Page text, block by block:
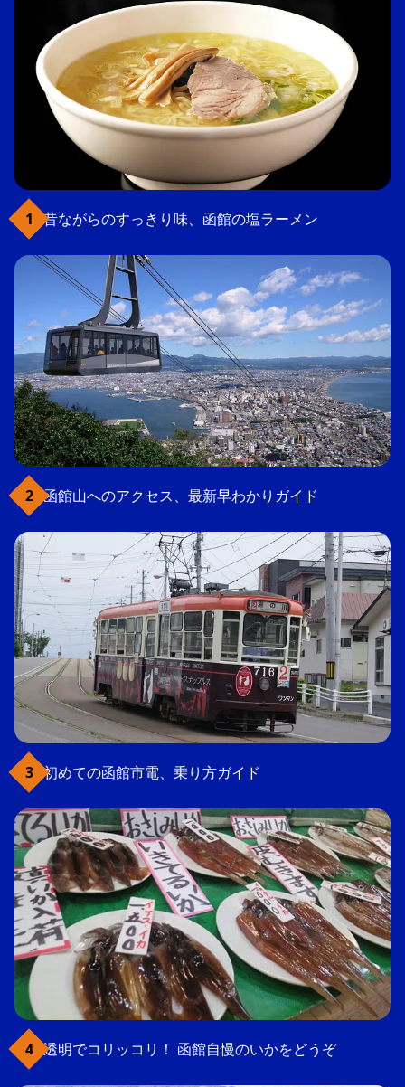
昔ながらのすっきり味、函館の塩ラーメン
函館山へのアクセス、最新早わかりガイド
初めての函館市電、乗り方ガイド
透明でコリッコリ！ 函館自慢のいかをどうぞ